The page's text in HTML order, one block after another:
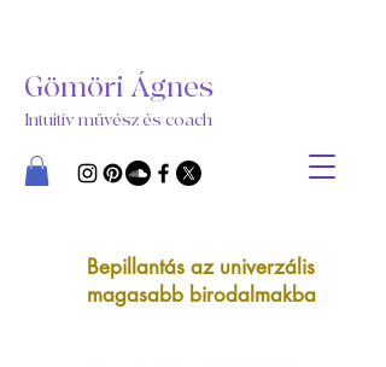
Gömöri Ágnes
Intuitív művész és coach
Bepillantás az univerzális
magasabb birodalmakba